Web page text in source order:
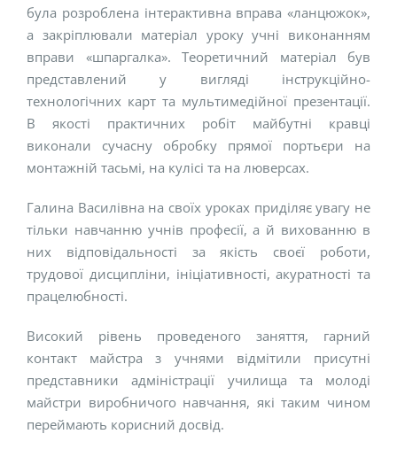
була розроблена інтерактивна вправа «ланцюжок»,
а закріплювали матеріал уроку учні виконанням
вправи «шпаргалка». Теоретичний матеріал був
представлений у вигляді інструкційно-
технологічних карт та мультимедійної презентації.
В якості практичних робіт майбутні кравці
виконали сучасну обробку прямої портьєри на
монтажній тасьмі, на кулісі та на люверсах.
Галина Василівна на своїх уроках приділяє увагу не
тільки навчанню учнів професії, а й вихованню в
них відповідальності за якість своєї роботи,
трудової дисципліни, ініціативності, акуратності та
працелюбності.
Високий рівень проведеного заняття, гарний
контакт майстра з учнями відмітили присутні
представники адміністрації училища та молоді
майстри виробничого навчання, які таким чином
переймають корисний досвід.